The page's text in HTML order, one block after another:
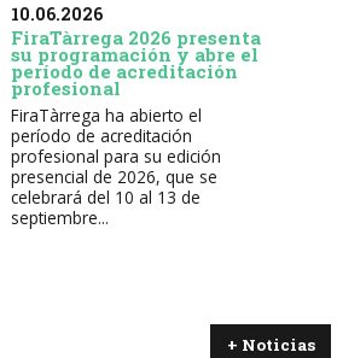
10.06.2026
FiraTàrrega 2026 presenta
su programación y abre el
período de acreditación
profesional
FiraTàrrega ha abierto el
período de acreditación
profesional para su edición
presencial de 2026, que se
celebrará del 10 al 13 de
septiembre...
+ Noticias